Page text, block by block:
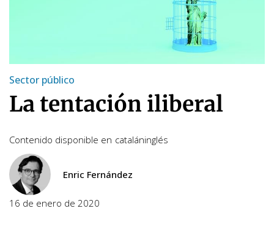
Sector público
La tentación iliberal
Contenido disponible en cataláninglés
Enric Fernández
16 de enero de 2020